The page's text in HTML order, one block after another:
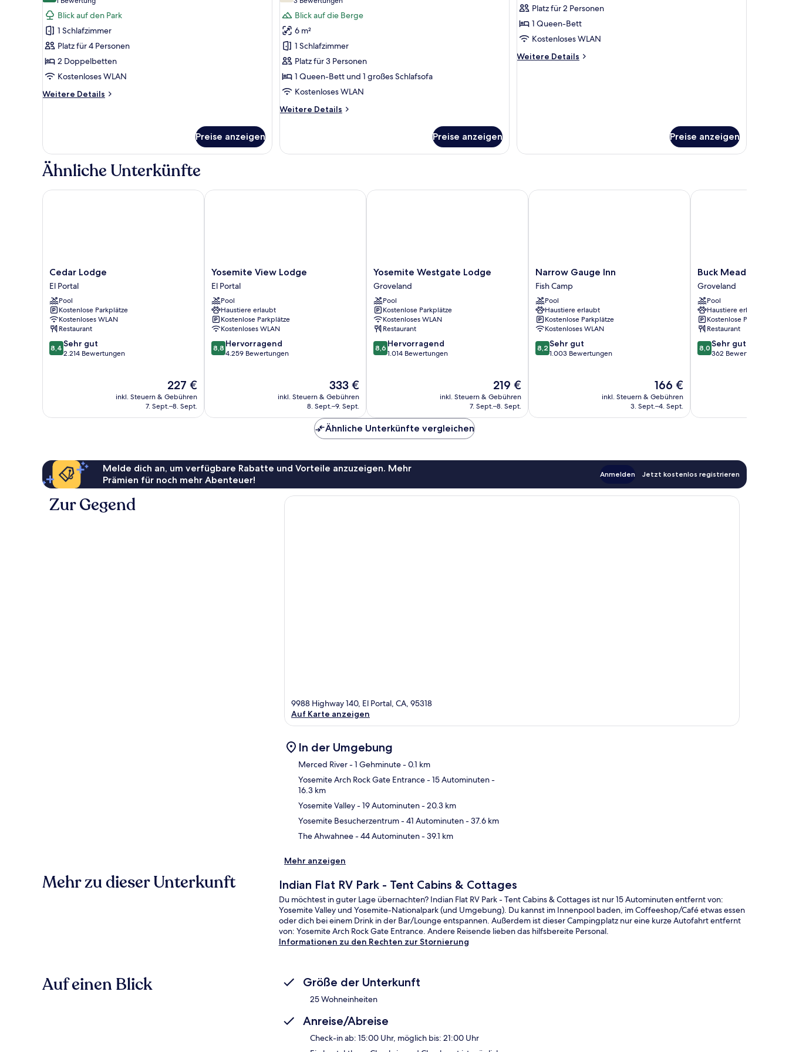
A/C)
Basic-
Ferienhütte
anzeigen
Bewertung)
Blick auf den Park
1 Schlafzimmer
Platz für 4 Personen
2 Doppelbetten
Kostenloses WLAN
Weitere Details
Weitere
Preise anzeigen
Comfort-
Ferienhütte,
1
Schlafzimmer,
Bergseite
anzeigen
Bewertungen)
Blick auf die Berge
6 m²
1 Schlafzimmer
Platz für 3 Personen
1 Queen-Bett und 1 großes Schlafsofa
Kostenloses WLAN
Weitere Details
Weitere
Ferienhütte,
Preise anzeigen
Design-
Zelt
anzeigen
Platz für 2 Personen
1 Queen-Bett
Kostenloses WLAN
Weitere Details
Weitere
Preise anzeigen
Ähnliche Unterkünfte
Cedar
Lodge
El
Portal
Cedar Lodge
El Portal
Pool
Kostenlose Parkplätze
Kostenloses WLAN
Restaurant
8.4
von
8,4 Sehr gut
2.214 Bewertungen
Der
Preis
beträgt
227 €
inkl. Steuern & Gebühren
7. Sept.–8. Sept.
Cedar Lodge
Yosemite
View
Lodge
El
Portal
Yosemite View Lodge
El Portal
Pool
Haustiere erlaubt
Kostenlose Parkplätze
Kostenloses WLAN
8.8
von
8,8 Hervorragend
4.259 Bewertungen
Der
Preis
beträgt
333 €
inkl. Steuern & Gebühren
8. Sept.–9. Sept.
Yosemite View Lodge
Yosemite
Westgate
Lodge
Groveland
Yosemite Westgate Lodge
Groveland
Pool
Kostenlose Parkplätze
Kostenloses WLAN
Restaurant
8.6
von
8,6 Hervorragend
1.014 Bewertungen
Der
Preis
beträgt
219 €
inkl. Steuern & Gebühren
7. Sept.–8. Sept.
Yosemite Westgate Lodge
Narrow
Gauge
Inn
Fish
Camp
Narrow Gauge Inn
Fish Camp
Pool
Haustiere erlaubt
Kostenlose Parkplätze
Kostenloses WLAN
8.2
von
8,2 Sehr gut
1.003 Bewertungen
Der
Preis
beträgt
166 €
inkl. Steuern & Gebühren
3. Sept.–4. Sept.
Narrow Gauge Inn
Buck
Meadows
Lodge
Groveland
Buck Meadows
Groveland
Pool
Haustiere erlaubt
Kostenlose Parkplätze
Restaurant
8.0
von
8,0 Sehr gut
362 Bewertungen
Buck Meadows Lodge
Ähnliche Unterkünfte vergleichen
Melde dich an, um verfügbare Rabatte und Vorteile anzuzeigen. Mehr
Prämien für noch mehr Abenteuer!
Anmelden Jetzt kostenlos registrieren
Zur Gegend
9988 Highway 140, El Portal, CA, 95318
Auf Karte anzeigen
In der Umgebung
Merced River- 1 Gehminute- 0.1 km
Yosemite Arch Rock Gate Entrance- 15 Autominuten-
16.3 km
Yosemite Valley- 19 Autominuten- 20.3 km
Yosemite Besucherzentrum- 41 Autominuten- 37.6 km
The Ahwahnee- 44 Autominuten- 39.1 km
Mehr anzeigen
Mehr zu dieser Unterkunft Indian Flat RV Park - Tent Cabins & Cottages
Du möchtest in guter Lage übernachten? Indian Flat RV Park - Tent Cabins & Cottages ist nur 15 Autominuten entfernt von:
Yosemite Valley und Yosemite-Nationalpark (und Umgebung). Du kannst im Innenpool baden, im Coffeeshop/Café etwas essen
oder dich bei einem Drink in der Bar/Lounge entspannen. Außerdem ist dieser Campingplatz nur eine kurze Autofahrt entfernt
von: Yosemite Arch Rock Gate Entrance. Andere Reisende lieben das hilfsbereite Personal.
Informationen zu den Rechten zur Stornierung
Auf einen Blick Größe der Unterkunft
25 Wohneinheiten
Anreise/Abreise
Check-in ab: 15:00 Uhr, möglich bis: 21:00 Uhr